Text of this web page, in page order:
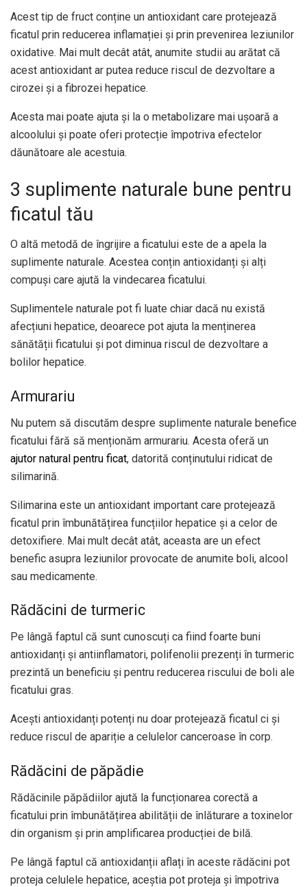
Acest tip de fruct conține un antioxidant care protejează
ficatul prin reducerea inflamației și prin prevenirea leziunilor
oxidative. Mai mult decât atât, anumite studii au arătat că
acest antioxidant ar putea reduce riscul de dezvoltare a
cirozei și a fibrozei hepatice.
Acesta mai poate ajuta și la o metabolizare mai ușoară a
alcoolului și poate oferi protecție împotriva efectelor
dăunătoare ale acestuia.
3 suplimente naturale bune pentru
ficatul tău
O altă metodă de îngrijire a ficatului este de a apela la
suplimente naturale. Acestea conțin antioxidanți și alți
compuși care ajută la vindecarea ficatului.
Suplimentele naturale pot fi luate chiar dacă nu există
afecțiuni hepatice, deoarece pot ajuta la menținerea
sănătății ficatului și pot diminua riscul de dezvoltare a
bolilor hepatice.
Armurariu
Nu putem să discutăm despre suplimente naturale benefice
ficatului fără să menționăm armurariu. Acesta oferă un
ajutor natural pentru ficat, datorită conținutului ridicat de
silimarină.
Silimarina este un antioxidant important care protejează
ficatul prin îmbunătățirea funcțiilor hepatice și a celor de
detoxifiere. Mai mult decât atât, aceasta are un efect
benefic asupra leziunilor provocate de anumite boli, alcool
sau medicamente.
Rădăcini de turmeric
Pe lângă faptul că sunt cunoscuți ca fiind foarte buni
antioxidanți și antiinflamatori, polifenolii prezenți în turmeric
prezintă un beneficiu și pentru reducerea riscului de boli ale
ficatului gras.
Acești antioxidanți potenți nu doar protejează ficatul ci și
reduce riscul de apariție a celulelor canceroase în corp.
Rădăcini de păpădie
Rădăcinile păpădiilor ajută la funcționarea corectă a
ficatului prin îmbunătățirea abilității de înlăturare a toxinelor
din organism și prin amplificarea producției de bilă.
Pe lângă faptul că antioxidanții aflați în aceste rădăcini pot
proteja celulele hepatice, aceștia pot proteja și împotriva